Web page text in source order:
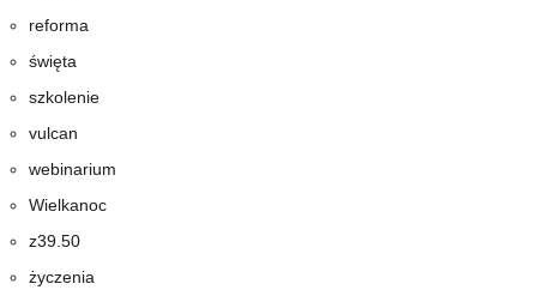
reforma
święta
szkolenie
vulcan
webinarium
Wielkanoc
z39.50
życzenia